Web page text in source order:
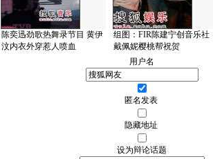
陈奕迅劲歌热舞录节目 黄伊
汶内衣外穿惹人喷血
组图：FIR陈建宁创音乐社
戴佩妮樱桃帮祝贺
用户名
匿名发表
隐藏地址
设为辩论话题